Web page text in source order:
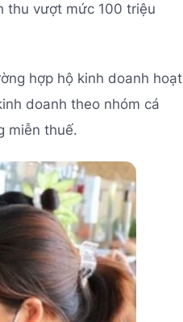
thu vượt mức 100 triệu
hợp hộ kinh doanh hoạt
doanh theo nhóm cá
miễn thuế.